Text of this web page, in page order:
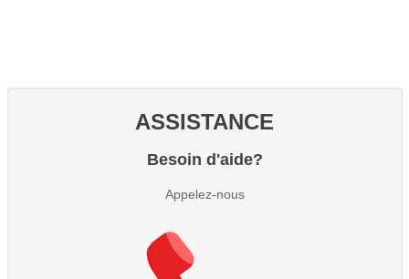
ASSISTANCE
Besoin d'aide?
Appelez-nous